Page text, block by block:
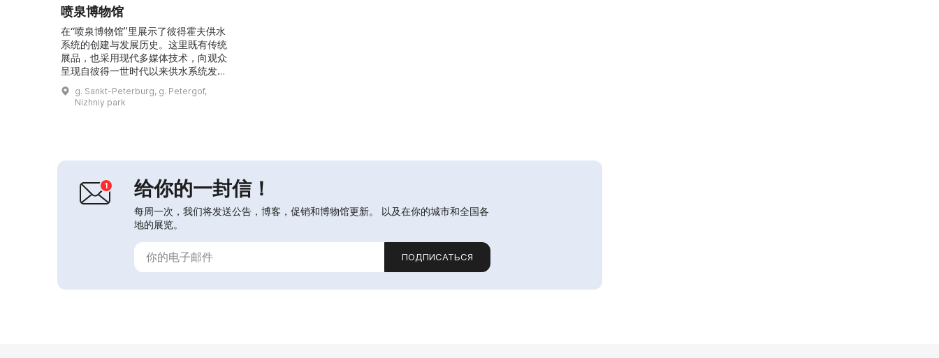
喷泉博物馆
在“喷泉博物馆”里展示了彼得霍夫供水
系统的创建与发展历史。这里既有传统
展品，也采用现代多媒体技术，向观众
呈现自彼得一世时代以来供水系统发展
的互动示意。展览中可见历史建筑的照
片、水力设备的零部件，以及喷泉工匠
使用的喷嘴与工具。反映彼得霍夫喷泉
g. Sankt-Peterburg, g. Petergof,
Nizhniy park
给你的一封信！
每周一次，我们将发送公告，博客，促销和博物馆更新。 以及在你的城市和全国各
地的展览。
ПОДПИСАТЬСЯ